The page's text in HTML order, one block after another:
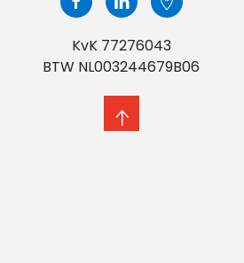
KvK 77276043
BTW NL003244679B06